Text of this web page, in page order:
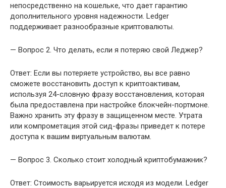
непосредственно на кошельке, что дает гарантию
дополнительного уровня надежности. Ledger
поддерживает разнообразные криптовалюты.
— Вопрос 2. Что делать, если я потеряю свой Леджер?
Ответ: Если вы потеряете устройство, вы все равно
сможете восстановить доступ к криптоактивам,
используя 24-словную фразу восстановления, которая
была предоставлена при настройке блокчейн-портмоне.
Важно хранить эту фразу в защищенном месте. Утрата
или компрометация этой сид-фразы приведет к потере
доступа к вашим виртуальным валютам.
— Вопрос 3. Сколько стоит холодный криптобумажник?
Ответ: Стоимость варьируется исходя из модели. Ledger